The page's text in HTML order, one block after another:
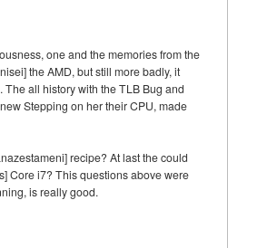
one and the memories from the
the AMD, but still more badly, it
all history with the TLB Bug and
Stepping on her their CPU, made
recipe? At last the could
Core i7? This questions above were
is really good.